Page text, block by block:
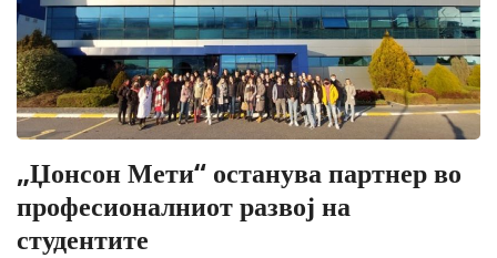
„Џонсон Мети“ останува партнер во
професионалниот развој на
студентите